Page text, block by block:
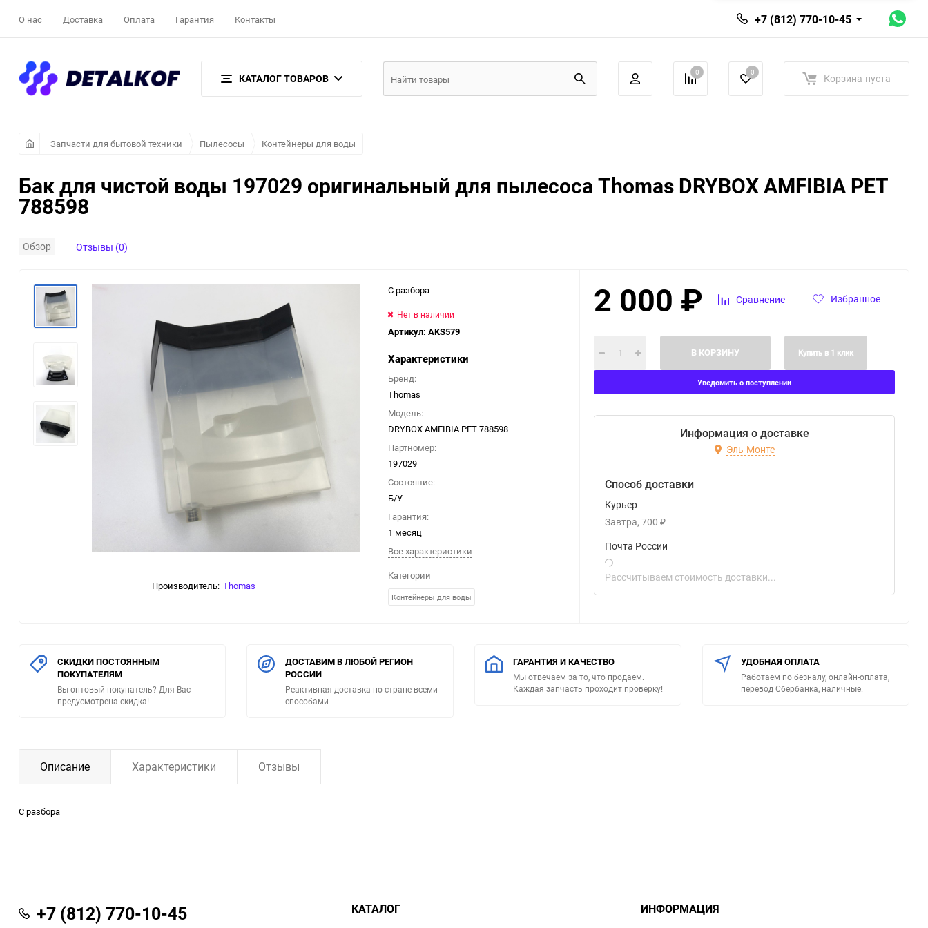
О нас Доставка Оплата Гарантия Контакты +7 (812) 770-10-45
КАТАЛОГ ТОВАРОВ 0 0 Корзина пуста
Запчасти для бытовой техники Пылесосы Контейнеры для воды
Бак для чистой воды 197029 оригинальный для пылесоса Thomas DRYBOX AMFIBIA PET
788598
Обзор Отзывы (0)
Производитель: Thomas
С разбора
Нет в наличии
Артикул: AKS579
Характеристики
Бренд:
Thomas
Модель:
DRYBOX AMFIBIA PET 788598
Партномер:
197029
Состояние:
Б/У
Гарантия:
1 месяц
Все характеристики
Категории
Контейнеры для воды
2 000 ₽ Сравнение Избранное
В КОРЗИНУ Купить в 1 клик
Уведомить о поступлении
Информация о доставке
Эль-Монте
Способ доставки
Курьер
Завтра 700 ₽
Почта России
Рассчитываем стоимость доставки...
СКИДКИ ПОСТОЯННЫМ
ПОКУПАТЕЛЯМ
Вы оптовый покупатель? Для Вас
предусмотрена скидка!
ДОСТАВИМ В ЛЮБОЙ РЕГИОН
РОССИИ
Реактивная доставка по стране всеми
способами
ГАРАНТИЯ И КАЧЕСТВО
Мы отвечаем за то, что продаем.
Каждая запчасть проходит проверку!
УДОБНАЯ ОПЛАТА
Работаем по безналу, онлайн-оплата,
перевод Сбербанка, наличные.
Описание Характеристики Отзывы
С разбора
+7 (812) 770-10-45 КАТАЛОГ ИНФОРМАЦИЯ